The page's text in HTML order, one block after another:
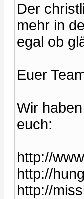
Der
mehr in
egal ob
Euer
Wir
euch:
http://
http://
http://